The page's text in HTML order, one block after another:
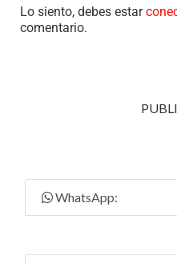
Lo siento, debes estar
comentario.
WhatsApp: